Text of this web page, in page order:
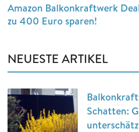
Amazon Balkonkraftwerk
zu 400 Euro sparen!
NEUESTE ARTIKEL
Schatten: